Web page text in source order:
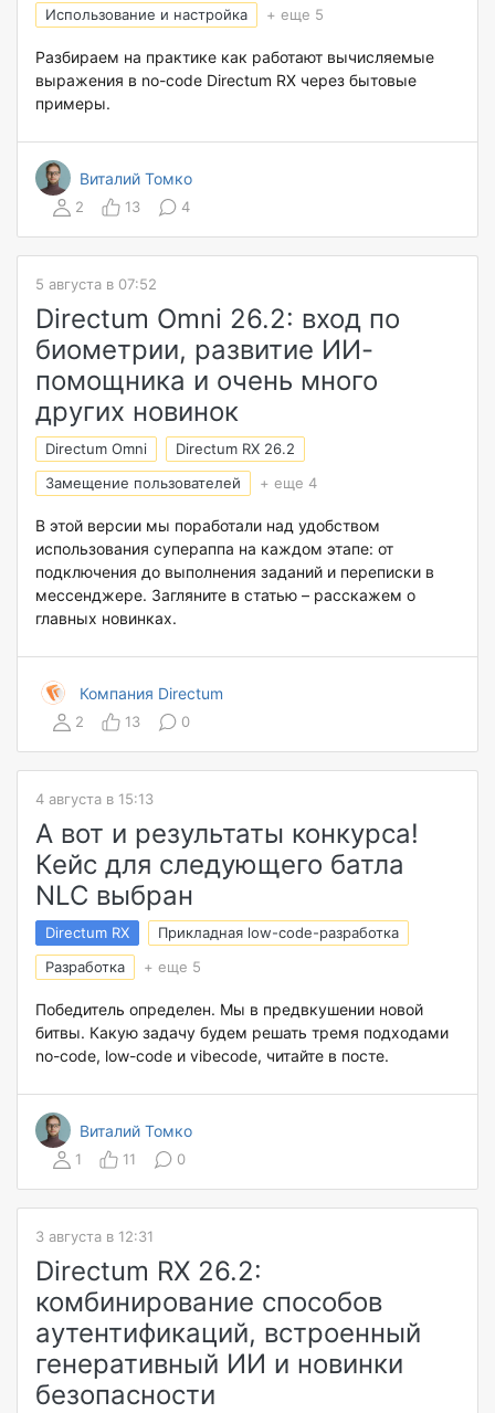
Использование и настройка
+ еще 5
Разбираем на практике как работают вычисляемые
выражения в no-code Directum RX через бытовые
примеры.
Виталий Томко
2 13 4
5 августа в 07:52
Directum Omni 26.2: вход по
биометрии, развитие ИИ-
помощника и очень много
других новинок
Directum Omni
Directum RX 26.2
Замещение пользователей
+ еще 4
В этой версии мы поработали над удобством
использования супераппа на каждом этапе: от
подключения до выполнения заданий и переписки в
мессенджере. Загляните в статью – расскажем о
главных новинках.
Компания Directum
2 13 0
4 августа в 15:13
А вот и результаты конкурса!
Кейс для следующего батла
NLC выбран
Directum RX
Прикладная low-code-разработка
Разработка
+ еще 5
Победитель определен. Мы в предвкушении новой
битвы. Какую задачу будем решать тремя подходами
no-code, low-code и vibecode, читайте в посте.
Виталий Томко
1 11 0
3 августа в 12:31
Directum RX 26.2:
комбинирование способов
аутентификаций, встроенный
генеративный ИИ и новинки
безопасности